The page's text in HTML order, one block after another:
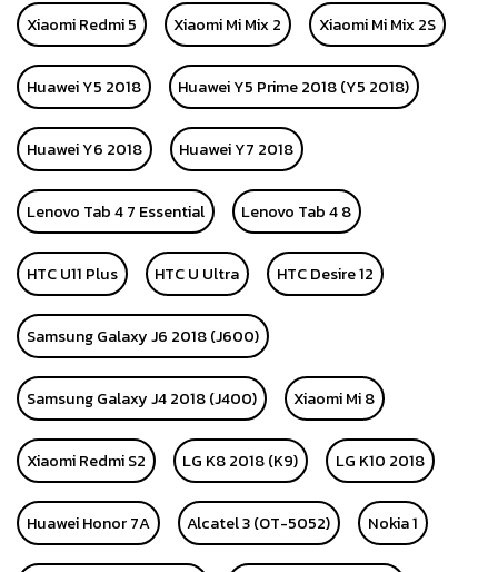
Xiaomi Redmi 5 Xiaomi Mi Mix 2 Xiaomi Mi Mix 2S
Huawei Y5 2018 Huawei Y5 Prime 2018 (Y5 2018)
Huawei Y6 2018 Huawei Y7 2018
Lenovo Tab 4 7 Essential Lenovo Tab 4 8
HTC U11 Plus HTC U Ultra HTC Desire 12
Samsung Galaxy J6 2018 (J600)
Samsung Galaxy J4 2018 (J400) Xiaomi Mi 8
Xiaomi Redmi S2 LG K8 2018 (K9) LG K10 2018
Huawei Honor 7A Alcatel 3 (OT-5052) Nokia 1